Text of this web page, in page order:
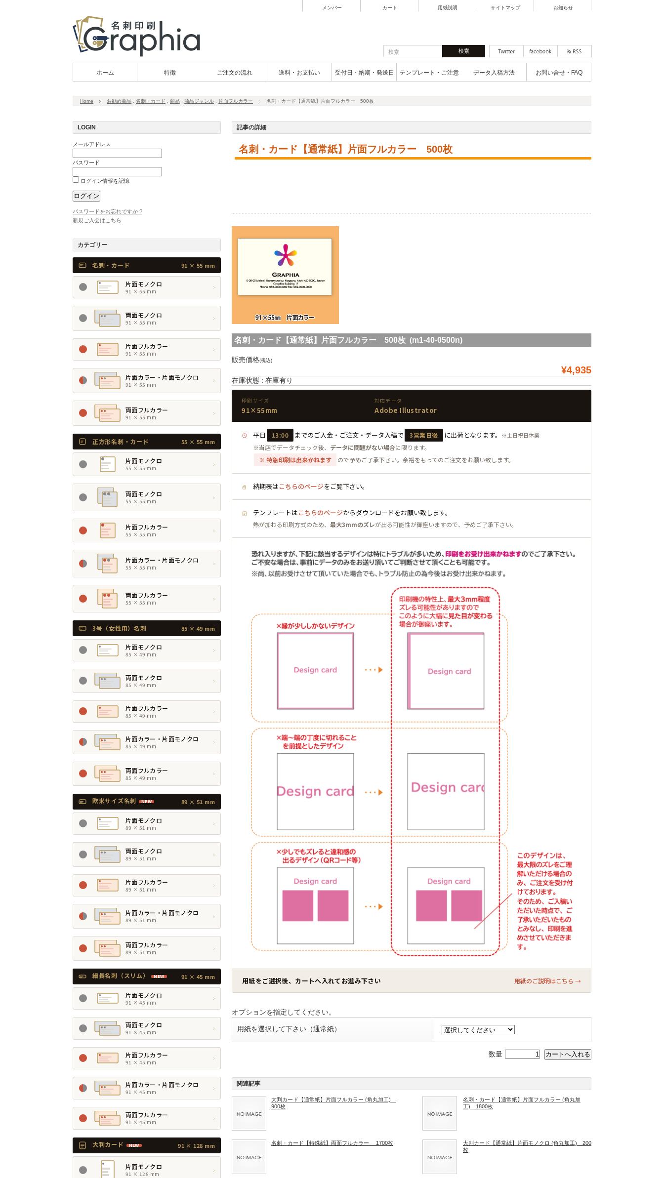
メンバー カート 用紙説明 サイトマップ お知らせ
ホーム 特徴 ご注文の流れ 送料・お支払い 受付日・納期・発送日 テンプレート・ご注意 データ入稿方法 お問い合せ・FAQ
Home お勧め商品 名刺・カード 商品 商品ジャンル 片面フルカラー 名刺・カード【通常紙】片面フルカラー 500枚
記事の詳細
名刺・カード【通常紙】片面フルカラー 500枚
名刺・カード【通常紙】片面フルカラー 500枚 (m1-40-0500n)
販売価格(税込)
¥4,935
在庫状態 : 在庫有り
印刷サイズ
91×55mm
対応データ
Adobe Illustrator
平日 13:00 までのご入金・ご注文・データ入稿で 3営業日後 に出荷となります。 ※土日祝日休業
※当店でデータチェック後、 データに問題がない場合に限ります。
※ 特急印刷は出来かねます
ので予めご了承下さい。余裕をもってのご注文をお願い致します。
納期表はこちらのページをご覧下さい。
テンプレートはこちらのページからダウンロードをお願い致します。
熱が加わる印刷方式のため、 最大3mmのズレが出る可能性が御座いますので、予めご了承下さい。
用紙をご選択後、カートへ入れてお進み下さい 用紙のご説明はこちら →
オプションを指定してください。
用紙を選択して下さい（通常紙）
数量
関連記事
大判カード【通常紙】片面フルカラー (角丸加工)
900枚
名刺・カード【通常紙】片面フルカラー (角丸加
工) 1800枚
名刺・カード【特殊紙】両面フルカラー 1700枚
大判カード【通常紙】片面モノクロ (角丸加工) 200
枚
LOGIN
メールアドレス
パスワード
ログイン情報を記憶
パスワードをお忘れですか ?
新規ご入会はこちら
カテゴリー
名刺・カード 91 × 55 mm
片面モノクロ
91 × 55 mm
›
両面モノクロ
91 × 55 mm
›
片面フルカラー
91 × 55 mm
›
片面カラー・片面モノクロ
91 × 55 mm
›
両面フルカラー
91 × 55 mm
›
正方形名刺・カード 55 × 55 mm
片面モノクロ
55 × 55 mm
›
両面モノクロ
55 × 55 mm
›
片面フルカラー
55 × 55 mm
›
片面カラー・片面モノクロ
55 × 55 mm
›
両面フルカラー
55 × 55 mm
›
3号（女性用）名刺 85 × 49 mm
片面モノクロ
85 × 49 mm
›
両面モノクロ
85 × 49 mm
›
片面フルカラー
85 × 49 mm
›
片面カラー・片面モノクロ
85 × 49 mm
›
両面フルカラー
85 × 49 mm
›
欧米サイズ名刺 NEW 89 × 51 mm
片面モノクロ
89 × 51 mm
›
両面モノクロ
89 × 51 mm
›
片面フルカラー
89 × 51 mm
›
片面カラー・片面モノクロ
89 × 51 mm
›
両面フルカラー
89 × 51 mm
›
細長名刺（スリム） NEW 91 × 45 mm
片面モノクロ
91 × 45 mm
›
両面モノクロ
91 × 45 mm
›
片面フルカラー
91 × 45 mm
›
片面カラー・片面モノクロ
91 × 45 mm
›
両面フルカラー
91 × 45 mm
›
大判カード NEW 91 × 128 mm
片面モノクロ
91 × 128 mm
›